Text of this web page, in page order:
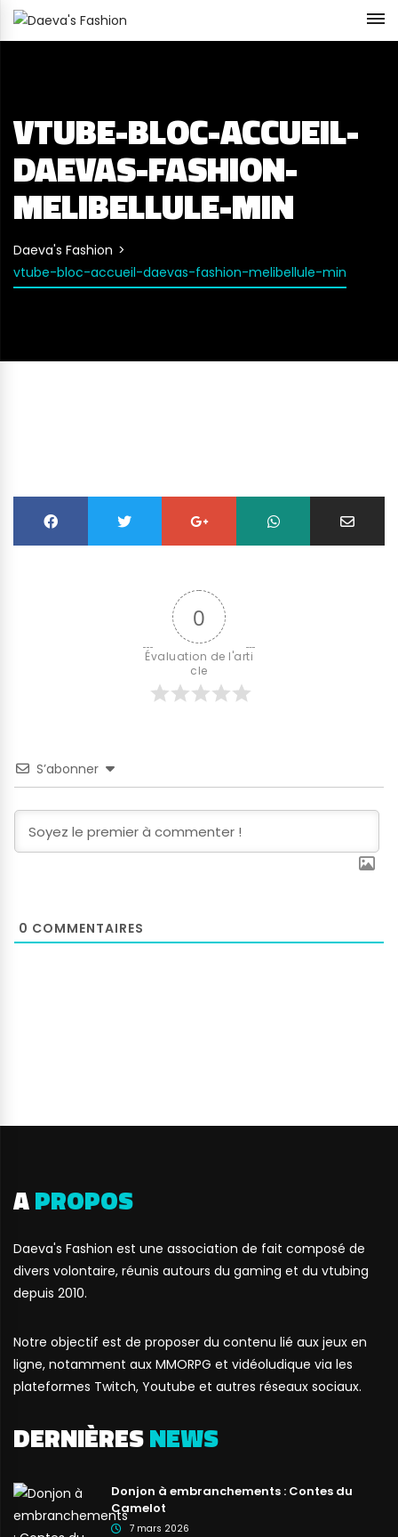
VTUBE-BLOC-ACCUEIL-
DAEVAS-FASHION-
MELIBELLULE-MIN
Daeva's Fashion
vtube-bloc-accueil-daevas-fashion-melibellule-min
0
Évaluation de l'arti
cle
S’abonner
0 COMMENTAIRES
APROPOS
Daeva's Fashion est une association de fait composé de
divers volontaire, réunis autours du gaming et du vtubing
depuis 2010.
Notre objectif est de proposer du contenu lié aux jeux en
ligne, notamment aux MMORPG et vidéoludique via les
plateformes Twitch, Youtube et autres réseaux sociaux.
DERNIÈRESNEWS
Donjon à embranchements : Contes du
Camelot
7 mars 2026